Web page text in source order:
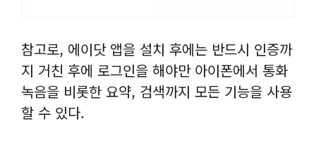
참고로, 에이닷 앱을 설치 후에는 반드시 인증까
지 거친 후에 로그인을 해야만 아이폰에서 통화
녹음을 비롯한 요약, 검색까지 모든 기능을 사용
할 수 있다.